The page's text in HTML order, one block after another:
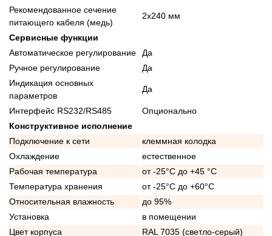
Рекомендованное сечение
питающего кабеля (медь)
2x240 мм
Сервисные функции
Автоматическое регулирование
Да
Ручное регулирование
Да
Индикация основных
параметров
Да
Интерфейс RS232/RS485
Опционально
Конструктивное исполнение
Подключение к сети
клеммная колодка
Охлаждение
естественное
Рабочая температура
от -25°C до +45 °C
Температура хранения
от -25°C до +60°C
Относительная влажность
до 95%
Установка
в помещении
Цвет корпуса
RAL 7035 (светло-серый)